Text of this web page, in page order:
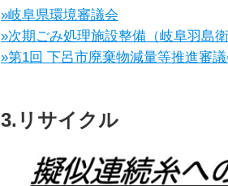
»岐阜県環境審議会
»次期ごみ処理施設整備（岐阜羽島衛
»第1回 下呂市廃棄物減量等推進審
3.リサイクル